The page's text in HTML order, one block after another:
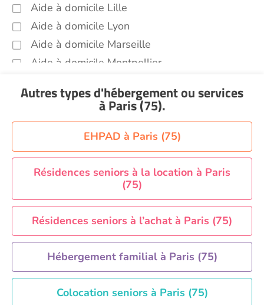
Aide à domicile Lille
Aide à domicile Lyon
Aide à domicile Marseille
Aide à domicile Montpellier
Aide à domicile Nice
Aide à domicile Orléans
Aide à domicile Paris
Aide à domicile Perpignan
Aide à domicile Rennes
Aide à domicile Saint-Etienne
Aide à domicile Toulouse
Recherche par ville
Autres types d'hébergement ou services
à Paris (75).
EHPAD à Paris (75)
Résidences seniors à la location à Paris
(75)
Résidences seniors à l’achat à Paris (75)
Hébergement familial à Paris (75)
Colocation seniors à Paris (75)